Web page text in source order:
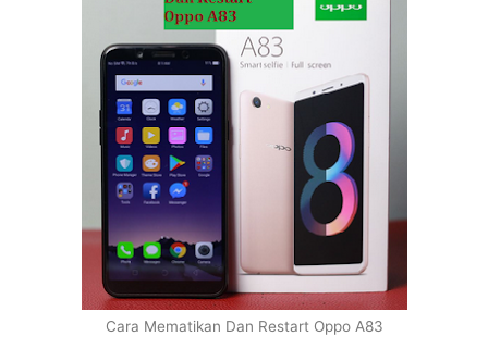
Cara Mematikan Dan Restart Oppo A83